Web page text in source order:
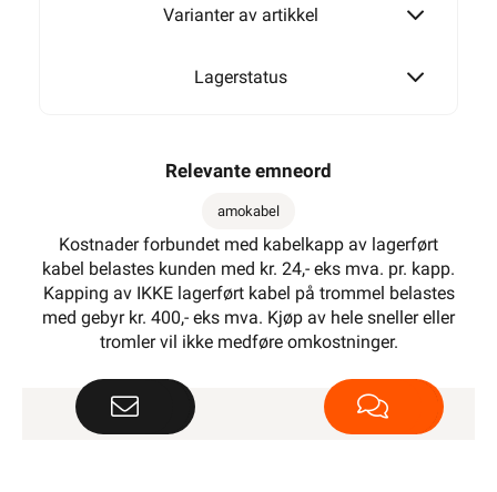
25mm²
Varianter av artikkel
Lagerstatus
Relevante emneord
amokabel
Kostnader forbundet med kabelkapp av lagerført
kabel belastes kunden med kr. 24,- eks mva. pr. kapp.
Kapping av IKKE lagerført kabel på trommel belastes
med gebyr kr. 400,- eks mva. Kjøp av hele sneller eller
tromler vil ikke medføre omkostninger.